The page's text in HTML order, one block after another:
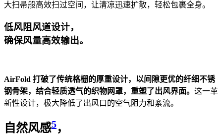
大扫帚般高效扫过空间，让清凉迅速扩散，轻松包裹全身。
低风阻风道设计，
确保风量高效输出。
AirFold 打破了传统格栅的厚重设计，以间隙更优的纤细不锈
钢骨架，结合轻质透气的织物网罩，重塑了出风界面。 这一革
新性设计，极大降低了出风口的空气阻力和紊流。
自然风感5，